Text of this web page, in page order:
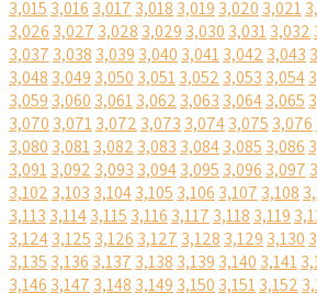
3,015 3,016 3,017 3,018 3,019 3,020 3,021
3,026 3,027 3,028 3,029 3,030 3,0313,032
3,037 3,038 3,039 3,040 3,0413,042 3,043
3,048 3,049 3,050 3,0513,052 3,053 3,054
3,059 3,060 3,0613,062 3,063 3,0643,065
3,070 3,0713,072 3,073 3,0743,075 3,076
3,080 3,0813,082 3,083 3,0843,085 3,086
3,0913,092 3,093 3,0943,095 3,096 3,097
3,102 3,103 3,1043,105 3,106 3,107 3,108
3,113 3,1143,115 3,116 3,117 3,118 3,119
3,1243,125 3,126 3,127 3,128 3,129 3,130
3,135 3,136 3,137 3,138 3,139 3,140 3,141
3,146 3,147 3,148 3,149 3,150 3,1513,152